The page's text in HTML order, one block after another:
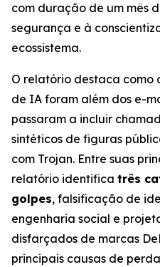
com duração de um mês
segurança e à
ecossistema.
O relatório destaca como
de IA foram além dos e-
passaram a incluir
sintéticos de figuras
com Trojan. Entre suas
relatório identifica três
golpes, falsificação de
engenharia social e
disfarçados de marcas
principais causas de